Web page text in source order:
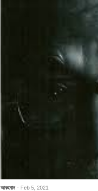
আবহমান - Feb 5, 2021